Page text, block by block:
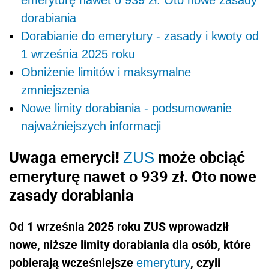
dorabiania
Dorabianie do emerytury - zasady i kwoty od
1 września 2025 roku
Obniżenie limitów i maksymalne
zmniejszenia
Nowe limity dorabiania - podsumowanie
najważniejszych informacji
Uwaga emeryci! ZUS może obciąć
emeryturę nawet o 939 zł. Oto nowe
zasady dorabiania
Od 1 września 2025 roku ZUS wprowadził
nowe, niższe limity dorabiania dla osób, które
pobierają wcześniejsze emerytury, czyli